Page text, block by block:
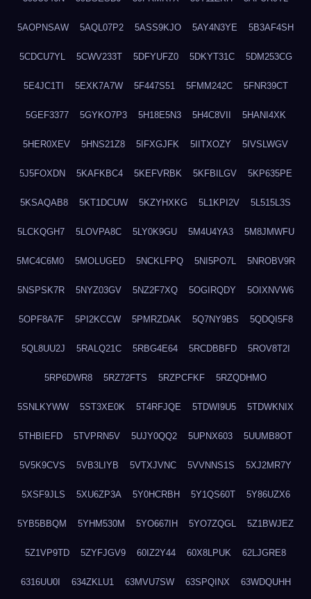
5AOPNSAW 5AQL07P2 5ASS9KJO 5AY4N3YE 5B3AF4SH
5CDCU7YL 5CWV233T 5DFYUFZ0 5DKYT31C 5DM253CG
5E4JC1TI 5EXK7A7W 5F447S51 5FMM242C 5FNR39CT
5GEF3377 5GYKO7P3 5H18E5N3 5H4C8VII 5HANI4XK
5HER0XEV 5HNS21Z8 5IFXGJFK 5IITXOZY 5IVSLWGV
5J5FOXDN 5KAFKBC4 5KEFVRBK 5KFBILGV 5KP635PE
5KSAQAB8 5KT1DCUW 5KZYHXKG 5L1KPI2V 5L515L3S
5LCKQGH7 5LOVPA8C 5LY0K9GU 5M4U4YA3 5M8JMWFU
5MC4C6M0 5MOLUGED 5NCKLFPQ 5NI5PO7L 5NROBV9R
5NSPSK7R 5NYZ03GV 5NZ2F7XQ 5OGIRQDY 5OIXNVW6
5OPF8A7F 5PI2KCCW 5PMRZDAK 5Q7NY9BS 5QDQI5F8
5QL8UU2J 5RALQ21C 5RBG4E64 5RCDBBFD 5ROV8T2I
5RP6DWR8 5RZ72FTS 5RZPCFKF 5RZQDHMO
5SNLKYWW 5ST3XE0K 5T4RFJQE 5TDWI9U5 5TDWKNIX
5THBIEFD 5TVPRN5V 5UJY0QQ2 5UPNX603 5UUMB8OT
5V5K9CVS 5VB3LIYB 5VTXJVNC 5VVNNS1S 5XJ2MR7Y
5XSF9JLS 5XU6ZP3A 5Y0HCRBH 5Y1QS60T 5Y86UZX6
5YB5BBQM 5YHM530M 5YO667IH 5YO7ZQGL 5Z1BWJEZ
5Z1VP9TD 5ZYFJGV9 60IZ2Y44 60X8LPUK 62LJGRE8
6316UU0I 634ZKLU1 63MVU7SW 63SPQINX 63WDQUHH